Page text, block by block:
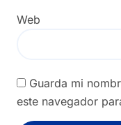
Web
Guarda mi
este navegador